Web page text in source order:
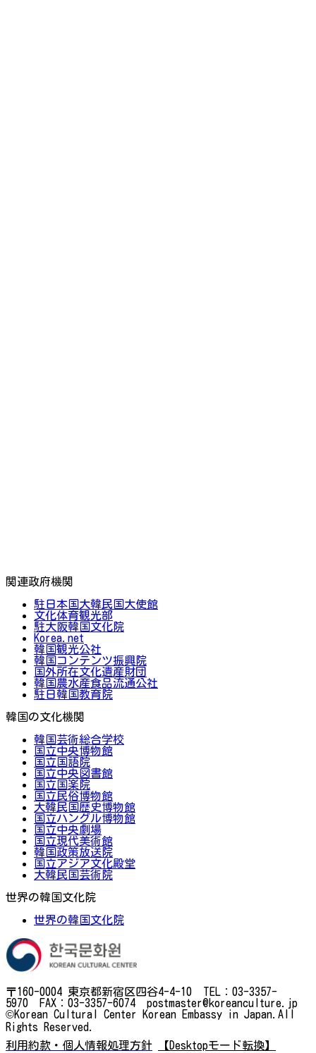
関連政府機関
駐日本国大韓民国大使館
文化体育観光部
駐大阪韓国文化院
Korea.net
韓国観光公社
韓国コンテンツ振興院
国外所在文化遺産財団
韓国農水産食品流通公社
駐日韓国教育院
韓国の文化機関
韓国芸術総合学校
国立中央博物館
国立国語院
国立中央図書館
国立国楽院
国立民俗博物館
大韓民国歴史博物館
国立ハングル博物館
国立中央劇場
国立現代美術館
韓国政策放送院
国立アジア文化殿堂
大韓民国芸術院
世界の韓国文化院
世界の韓国文化院
〒160-0004 東京都新宿区四谷4-4-10 TEL：03-3357-
5970 FAX：03-3357-6074 postmaster@koreanculture.jp
©Korean Cultural Center Korean Embassy in Japan.All
Rights Reserved.
利用約款・個人情報処理方針
【Desktopモード転換】